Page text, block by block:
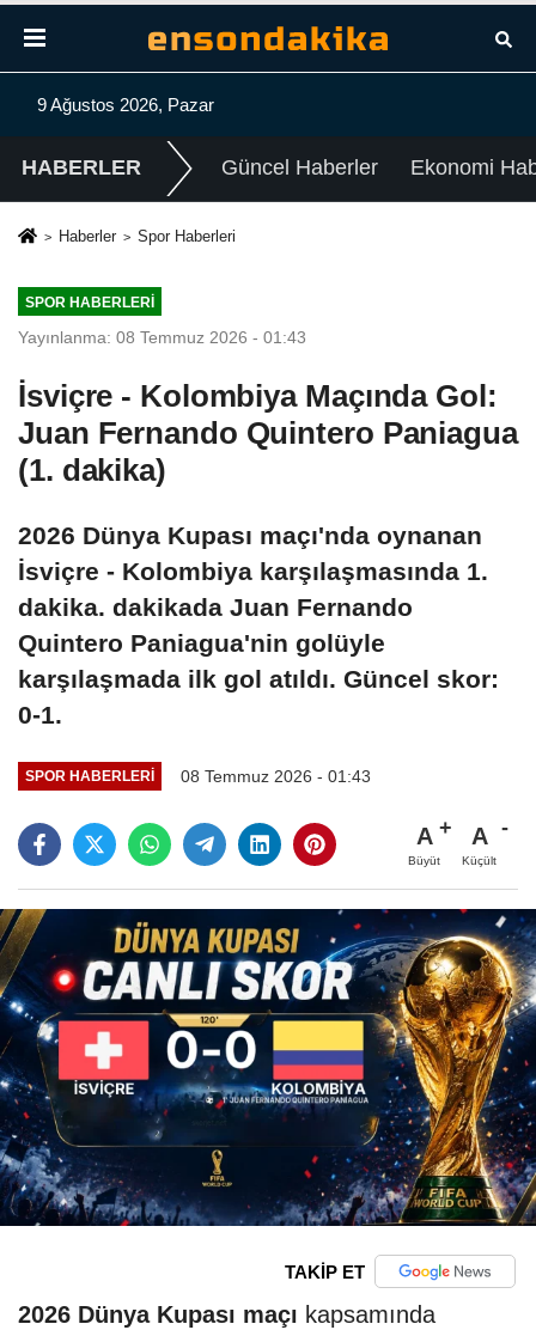
9 Ağustos 2026, Pazar
HABERLER Güncel Haberler Ekonomi
Haberler Spor Haberleri
SPOR HABERLERI
Yayınlanma: 08 Temmuz 2026 - 01:43
İsviçre - Kolombiya Maçında Gol:
Juan Fernando Quintero Paniagua
(1. dakika)
2026 Dünya Kupası maçı'nda oynanan
İsviçre - Kolombiya karşılaşmasında 1.
dakika. dakikada Juan Fernando
Quintero Paniagua'nin golüyle
karşılaşmada ilk gol atıldı. Güncel skor:
0-1.
SPOR HABERLERI 08 Temmuz 2026 - 01:43
A
Büyüt
A
Küçült
TAKİP ET
2026 Dünya Kupası maçı kapsamında